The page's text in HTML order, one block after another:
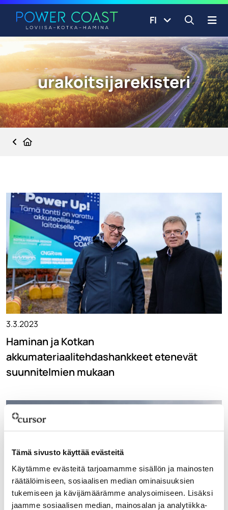
Tämä sivusto käyttää evästeitä
Käytämme evästeitä tarjoamamme sisällön ja mainosten
räätälöimiseen, sosiaalisen median ominaisuuksien
tukemiseen ja kävijämäärämme analysoimiseen. Lisäksi
jaamme sosiaalisen median, mainosalan ja analytiikka-
Siirry sisältöön
FI Avaa
urakoitsijarekisteri
3.3.2023
Haminan ja Kotkan
akkumateriaalitehdashankkeet etenevät
suunnitelmien mukaan